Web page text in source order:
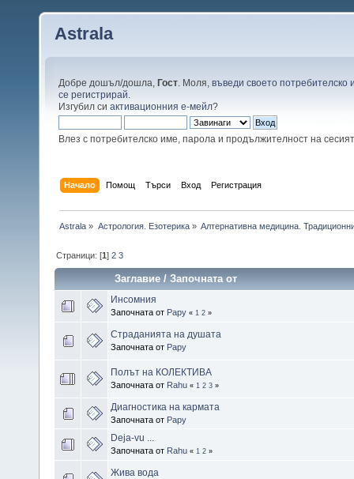
Astrala
Добре дошъл/дошла, Гост . Моля, въведи своето потребителско
се регистрирай
Изгубил си активационния е-мейл?
Влез с потребителско име, парола и продължителност на
Начало Помощ Търси Вход Регистрация
Astrala » Астрология. Езотерика» Алтернативна медицина.
Страници: [1]2 3
Заглавие /Започната от
Инсомния
Започната от Papy « 1 2 »
Страданията на душата
Започната от Papy
Полът на КОЛЕКТИВА
Започната от Rahu « 1 2 3 »
Диагностика на кармата
Започната от Papy
Deja-vu ...
Започната от Rahu « 1 2 »
Жива вода